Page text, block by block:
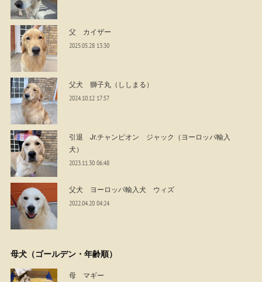
父 カイザー
2025.05.28 13:30
父犬 獅子丸（ししまる）
2024.10.12 17:57
引退 Jr.チャンピオン ジャック（ヨーロッパ輸入
犬）
2023.11.30 06:48
父犬 ヨーロッパ輸入犬 ウィズ
2022.04.20 04:24
母犬（ゴールデン・年齢順）
母 マギー